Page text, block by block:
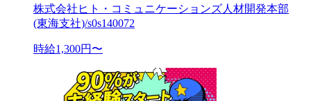
株式会社ヒト・コミュニケーションズ人材開発本部
(東海支社)/s0s140072
時給1,300円〜